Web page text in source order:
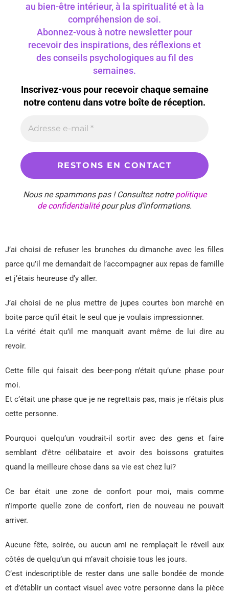
au bien-être intérieur, à la spiritualité et à la
compréhension de soi.
Abonnez-vous à notre newsletter pour
recevoir des inspirations, des réflexions et
des conseils psychologiques au fil des
semaines.
Inscrivez-vous pour recevoir chaque semaine
notre contenu dans votre boîte de réception.
Nous ne spammons pas ! Consultez notrepolitique
de confidentialitépour plus d’informations.
J’ai choisi de refuser les brunches du dimanche avec les filles
parce qu’il me demandait de l’accompagner aux repas de famille
et j’étais heureuse d’y aller.
J’ai choisi de ne plus mettre de jupes courtes bon marché en
boite parce qu’il était le seul que je voulais impressionner.
La vérité était qu’il me manquait avant même de lui dire au
revoir.
Cette fille qui faisait des beer-pong n’était qu’une phase pour
moi.
Et c’était une phase que je ne regrettais pas, mais je n’étais plus
cette personne.
Pourquoi quelqu’un voudrait-il sortir avec des gens et faire
semblant d’être célibataire et avoir des boissons gratuites
quand la meilleure chose dans sa vie est chez lui?
Ce bar était une zone de confort pour moi, mais comme
n’importe quelle zone de confort, rien de nouveau ne pouvait
arriver.
Aucune fête, soirée, ou aucun ami ne remplaçait le réveil aux
côtés de quelqu’un qui m’avait choisie tous les jours.
C’est indescriptible de rester dans une salle bondée de monde
et d’établir un contact visuel avec votre personne dans la pièce